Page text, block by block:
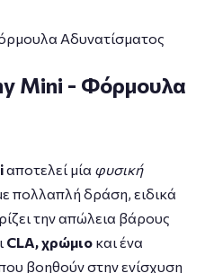
Αδυνατίσματος
Mini - Φόρμουλα
αποτελεί μία φυσική
πολλαπλή δράση, ειδικά
την απώλεια βάρους
CLA, χρώμιο και ένα
βοηθούν στην ενίσχυση